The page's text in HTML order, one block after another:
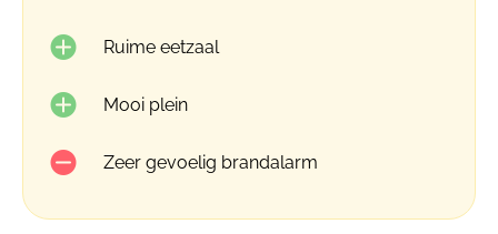
Ruime eetzaal
Mooi plein
Zeer gevoelig brandalarm